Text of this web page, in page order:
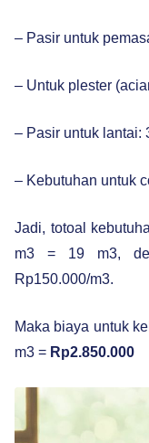
– Pasir untuk
– Untuk plester
– Pasir untuk lantai:
– Kebutuhan untuk
Jadi, totoal
m3 = 19 m3,
Rp150.000/m3.
Maka biaya untuk
m3 = Rp2.850.000